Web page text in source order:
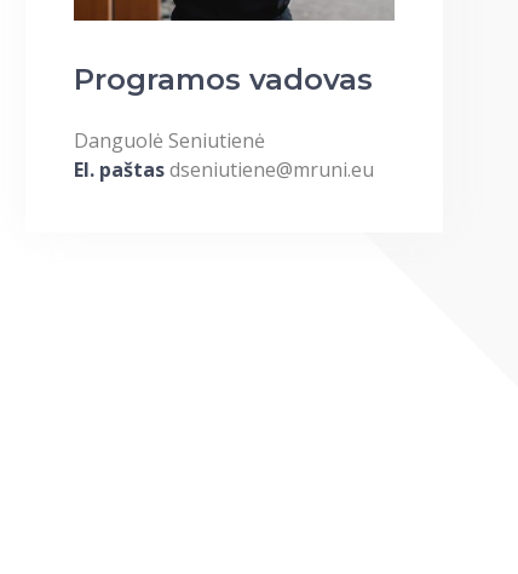
Programos vadovas
Danguolė Seniutienė
El. paštasdseniutiene@mruni.eu